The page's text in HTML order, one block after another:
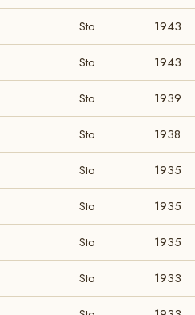
Sto 1943
Sto 1943
Sto 1939
Sto 1938
Sto 1935
Sto 1935
Sto 1935
Sto 1933